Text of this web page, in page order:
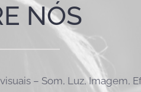
NÓS
– Som, Luz, Imagem,